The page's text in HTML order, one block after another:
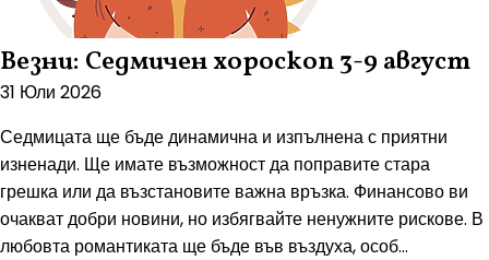
Везни: Седмичен хороскоп 3-9 август
31 Юли 2026
Седмицата ще бъде динамична и изпълнена с приятни
изненади. Ще имате възможност да поправите стара
грешка или да възстановите важна връзка. Финансово ви
очакват добри новини, но избягвайте ненужните рискове. В
любовта романтиката ще бъде във въздуха, особ...